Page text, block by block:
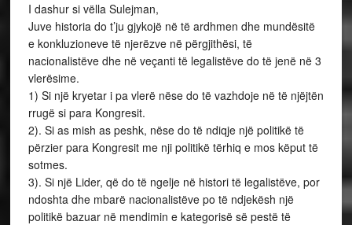
I dashur si vëlla Sulejman,
Juve historia do t’ju gjykojë në të ardhmen dhe mundësitë
e konkluzioneve të njerëzve në përgjithësi, të
nacionalistëve dhe në veçanti të legalistëve do të jenë në 3
vlerësime.
1) Si një kryetar i pa vlerë nëse do të vazhdoje në të njëjtën
rrugë si para Kongresit.
2). Si as mish as peshk, nëse do të ndiqje një politikë të
përzier para Kongresit me nji politikë tërhiq e mos këput të
sotmes.
3). Si një Lider, që do të ngelje në histori të legalistëve, por
ndoshta dhe mbarë nacionalistëve po të ndjekësh një
politikë bazuar në mendimin e kategorisë së pestë të